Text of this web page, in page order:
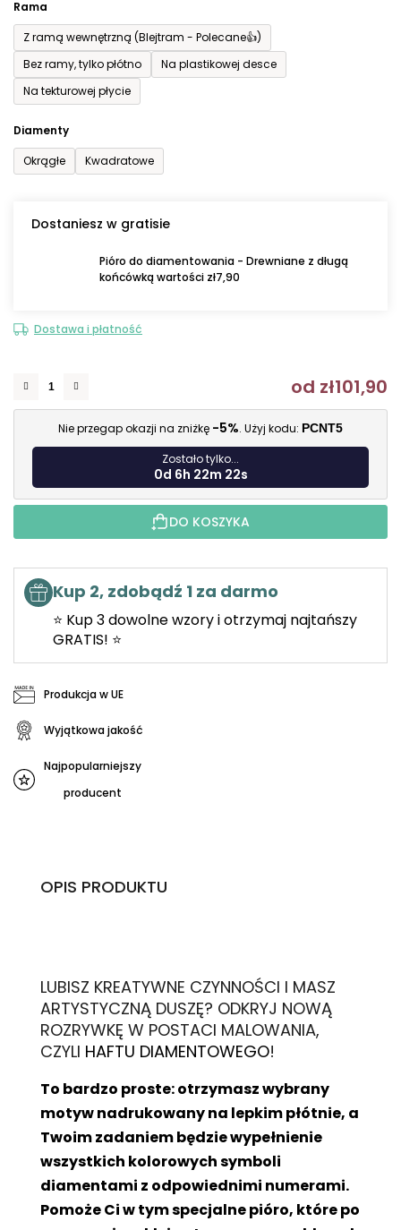
Rama
Z ramą wewnętrzną (Blejtram - Polecane👍)
Bez ramy, tylko płótno
Na plastikowej desce
Na tekturowej płycie
Diamenty
Okrągłe
Kwadratowe
Dostaniesz w gratisie
Pióro do diamentowania - Drewniane z długą
końcówką wartości zł7,90
Dostawa i płatność
od zł101,90
Nie przegap okazji na zniżkę -5%. Użyj kodu: PCNT5
Zostało tylko...
0d 6h 22m 20s
DO KOSZYKA
Kup 2, zdobądź 1 za darmo
⭐ Kup 3 dowolne wzory i otrzymaj najtańszy
GRATIS! ⭐
Produkcja w UE
Wyjątkowa jakość
Najpopularniejszy
producent
OPIS PRODUKTU
LUBISZ KREATYWNE CZYNNOŚCI I MASZ
ARTYSTYCZNĄ DUSZĘ? ODKRYJ NOWĄ
ROZRYWKĘ W POSTACI MALOWANIA,
CZYLI HAFTU DIAMENTOWEGO!
To bardzo proste: otrzymasz wybrany
motyw nadrukowany na lepkim płótnie, a
Twoim zadaniem będzie wypełnienie
wszystkich kolorowych symboli
diamentami z odpowiednimi numerami.
Pomoże Ci w tym specjalne pióro, które po